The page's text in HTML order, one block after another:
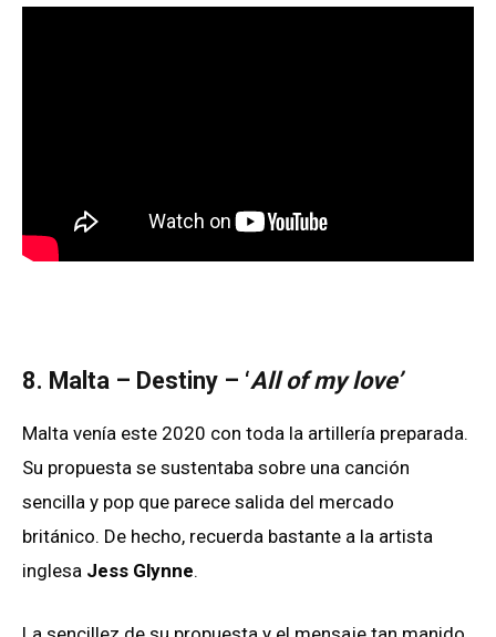
8. Malta – Destiny – ‘All of my love’
Malta venía este 2020 con toda la artillería preparada.
Su propuesta se sustentaba sobre una canción
sencilla y pop que parece salida del mercado
británico. De hecho, recuerda bastante a la artista
inglesa Jess Glynne.